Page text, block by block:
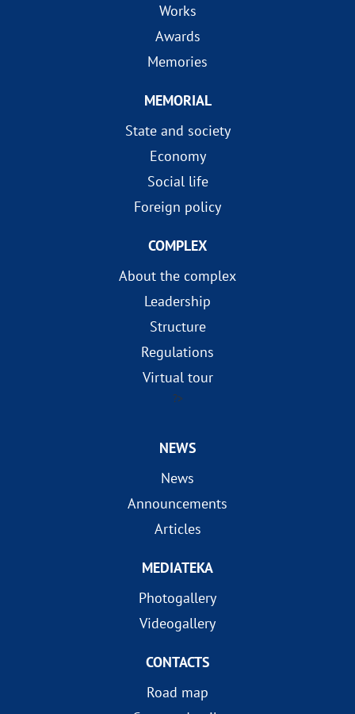
Works
Awards
Memories
MEMORIAL
State and society
Economy
Social life
Foreign policy
COMPLEX
About the complex
Leadership
Structure
Regulations
Virtual tour
?>
NEWS
News
Announcements
Articles
MEDIATEKA
Photogallery
Videogallery
CONTACTS
Road map